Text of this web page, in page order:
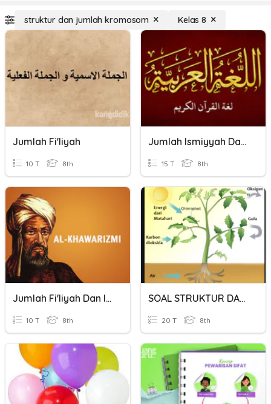
struktur dan jumlah kromosom Kelas 8
Jumlah Fi'liyah
10 T 8th
Jumlah Ismiyyah Dan Jumlah Fi'liyyah
15 T 8th
Jumlah Fi'liyah Dan Ismiyyah
10 T 8th
SOAL STRUKTUR DAN FUNGSI TUMBUHAN
20 T 8th